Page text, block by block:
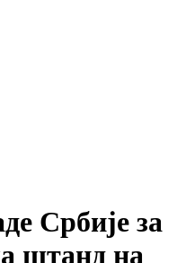
Србије за
штанд на